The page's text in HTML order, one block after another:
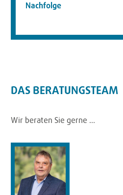
Nachfolge
DAS BERATUNGSTEAM
Wir beraten Sie gerne …